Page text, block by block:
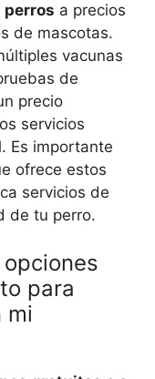
perros a precios
de mascotas.
vacunas
de
precio
servicios
Es importante
ofrece estos
servicios de
de tu perro.
para
mi